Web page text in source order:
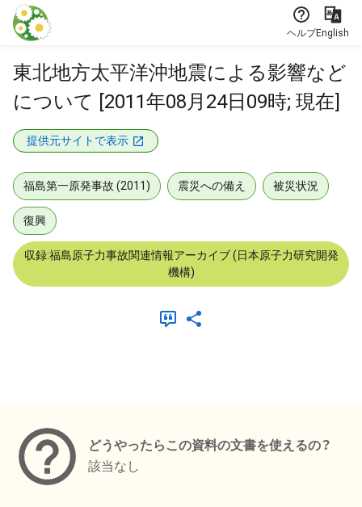
本文に飛ぶ
ヘルプEnglish
東北地方太平洋沖地震による影響など
について [2011年08月24日09時; 現在]
提供元サイトで表示
福島第一原発事故 (2011) 震災への備え 被災状況
復興
収録:福島原子力事故関連情報アーカイブ (日本原子力研究開発
機構)
どうやったらこの資料の文書を使えるの？
該当なし